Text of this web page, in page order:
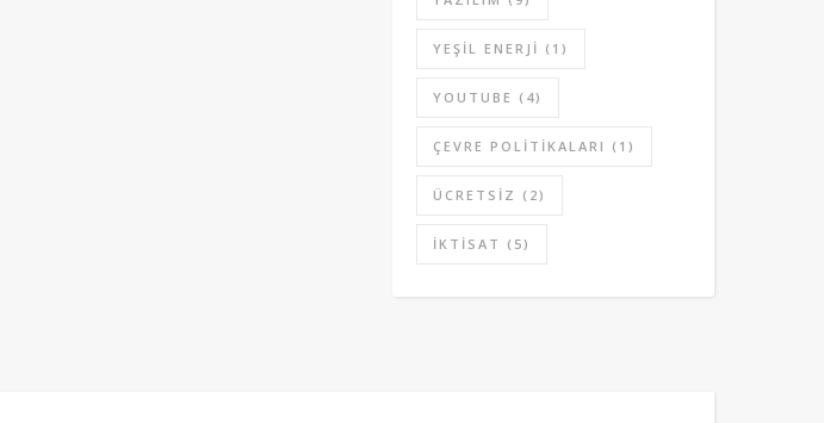
YEŞIL ENERJI (1)
YOUTUBE (4)
ÇEVRE POLITIKALARI (1)
ÜCRETSIZ (2)
İKTISAT (5)